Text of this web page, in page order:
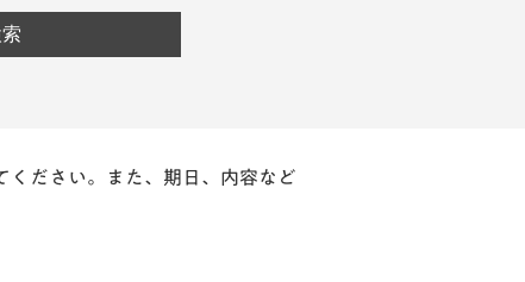
ください。また、期日、内容など